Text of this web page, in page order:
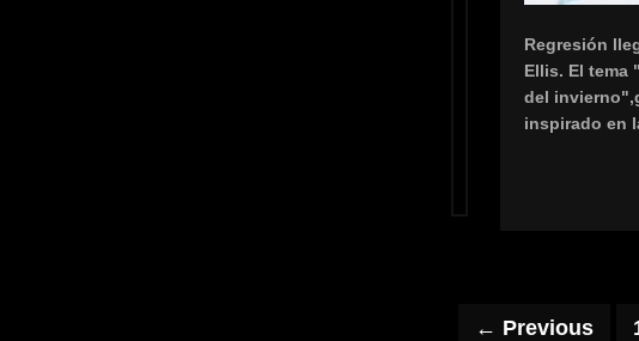
Regresión
Ellis. El tema
del
inspirado en
← Previous